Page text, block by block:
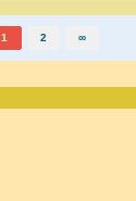
1 2 ∞